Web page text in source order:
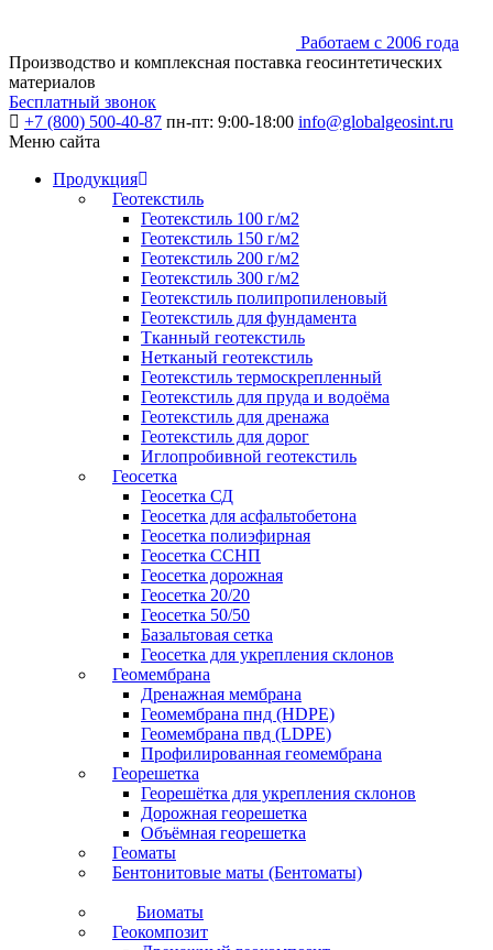
Работаем с 2006 года
Производство и комплексная поставка геосинтетических
материалов
Бесплатный звонок
+7 (800) 500-40-87 пн-пт: 9:00-18:00 info@globalgeosint.ru
Меню сайта
Продукция
Геотекстиль
Геотекстиль 100 г/м2
Геотекстиль 150 г/м2
Геотекстиль 200 г/м2
Геотекстиль 300 г/м2
Геотекстиль полипропиленовый
Геотекстиль для фундамента
Тканный геотекстиль
Нетканый геотекстиль
Геотекстиль термоскрепленный
Геотекстиль для пруда и водоёма
Геотекстиль для дренажа
Геотекстиль для дорог
Иглопробивной геотекстиль
Геосетка
Геосетка СД
Геосетка для асфальтобетона
Геосетка полиэфирная
Геосетка ССНП
Геосетка дорожная
Геосетка 20/20
Геосетка 50/50
Базальтовая сетка
Геосетка для укрепления склонов
Геомембрана
Дренажная мембрана
Геомембрана пнд (HDPE)
Геомембрана пвд (LDPE)
Профилированная геомембрана
Георешетка
Георешётка для укрепления склонов
Дорожная георешетка
Объёмная георешетка
Геоматы
Бентонитовые маты (Бентоматы)
Биоматы
Геокомпозит